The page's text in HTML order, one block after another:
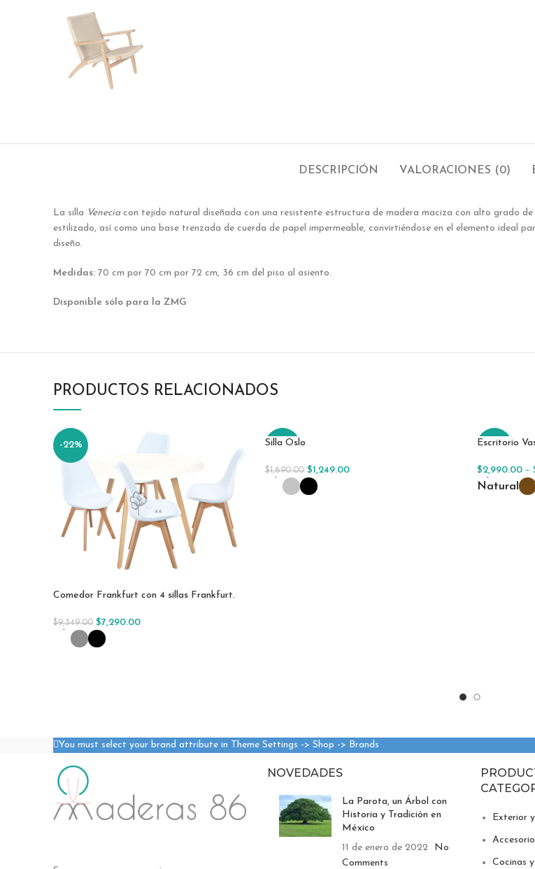
DESCRIPCIÓN VALORACIONES (0)
La silla Veneciacon tejido natural diseñada con una resistente estructura de madera maciza con alto grado
estilizado, así como una base trenzada de cuerda de papel impermeable, convirtiéndose en el elemento ideal
diseño.
Medidas: 70 cm por 70 cm por 72 cm, 36 cm del piso al asiento.
Disponible sólo para la ZMG
PRODUCTOS RELACIONADOS
-22%
Comedor Frankfurt con 4 sillas Frankfurt.
$9,349.00 $7,290.00
Seleccionar Opciones
-26%
HOT
Silla Oslo
$1,690.00 $1,249.00
Seleccionar Opciones
-29%
Escritorio
$2,990.00 –
Seleccionar
Natural
You must select your brand attribute in Theme Settings -> Shop -> Brands
NOVEDADES
La Parota, un Árbol con
Historia y Tradición en
México
11 de enero de 2022
No
Comments
Exterior
Cocinas